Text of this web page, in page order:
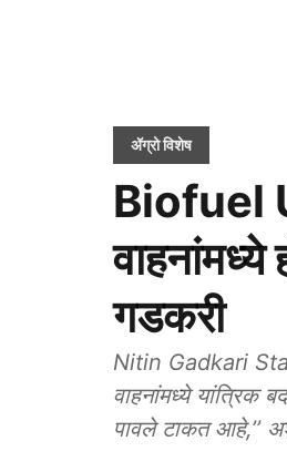
ॲग्रो विशेष
Biofuel
वाहनांमध्ये
गडकरी
Nitin Gadkari
वाहनांमध्ये यांत्रिक